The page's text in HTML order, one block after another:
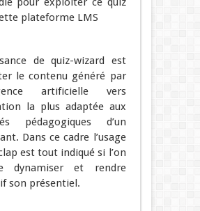
plateforme LMS
de quiz-wizard est
le contenu généré par
artificielle vers
la plus adaptée aux
pédagogiques d’un
Dans ce cadre l’usage
est tout indiqué si l’on
dynamiser et rendre
son présentiel.